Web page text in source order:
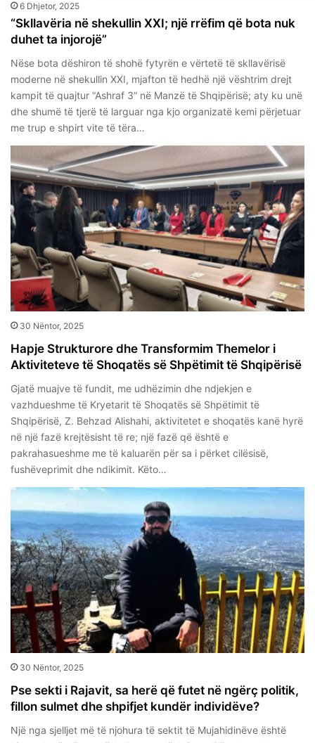
6 Dhjetor, 2025
“Skllavëria në shekullin XXI; një rrëfim që bota nuk
duhet ta injorojë”
Nëse bota dëshiron të shohë fytyrën e vërtetë të skllavërisë
moderne në shekullin XXI, mjafton të hedhë një vështrim drejt
kampit të quajtur “Ashraf 3” në Manzë të Shqipërisë; aty ku unë
dhe shumë të tjerë të larguar nga kjo organizatë kemi përjetuar
me trup e shpirt vite të tëra…
30 Nëntor, 2025
Hapje Strukturore dhe Transformim Themelor i
Aktiviteteve të Shoqatës së Shpëtimit të Shqipërisë
Gjatë muajve të fundit, me udhëzimin dhe ndjekjen e
vazhdueshme të Kryetarit të Shoqatës së Shpëtimit të
Shqipërisë, Z. Behzad Alishahi, aktivitetet e shoqatës kanë hyrë
në një fazë krejtësisht të re; një fazë që është e
pakrahasueshme me të kaluarën për sa i përket cilësisë,
fushëveprimit dhe ndikimit. Këto…
30 Nëntor, 2025
Pse sekti i Rajavit, sa herë që futet në ngërç politik,
fillon sulmet dhe shpifjet kundër individëve?
Një nga sjelljet më të njohura të sektit të Mujahidinëve është